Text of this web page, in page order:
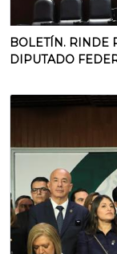
BOLETÍN. RINDE
DIPUTADO